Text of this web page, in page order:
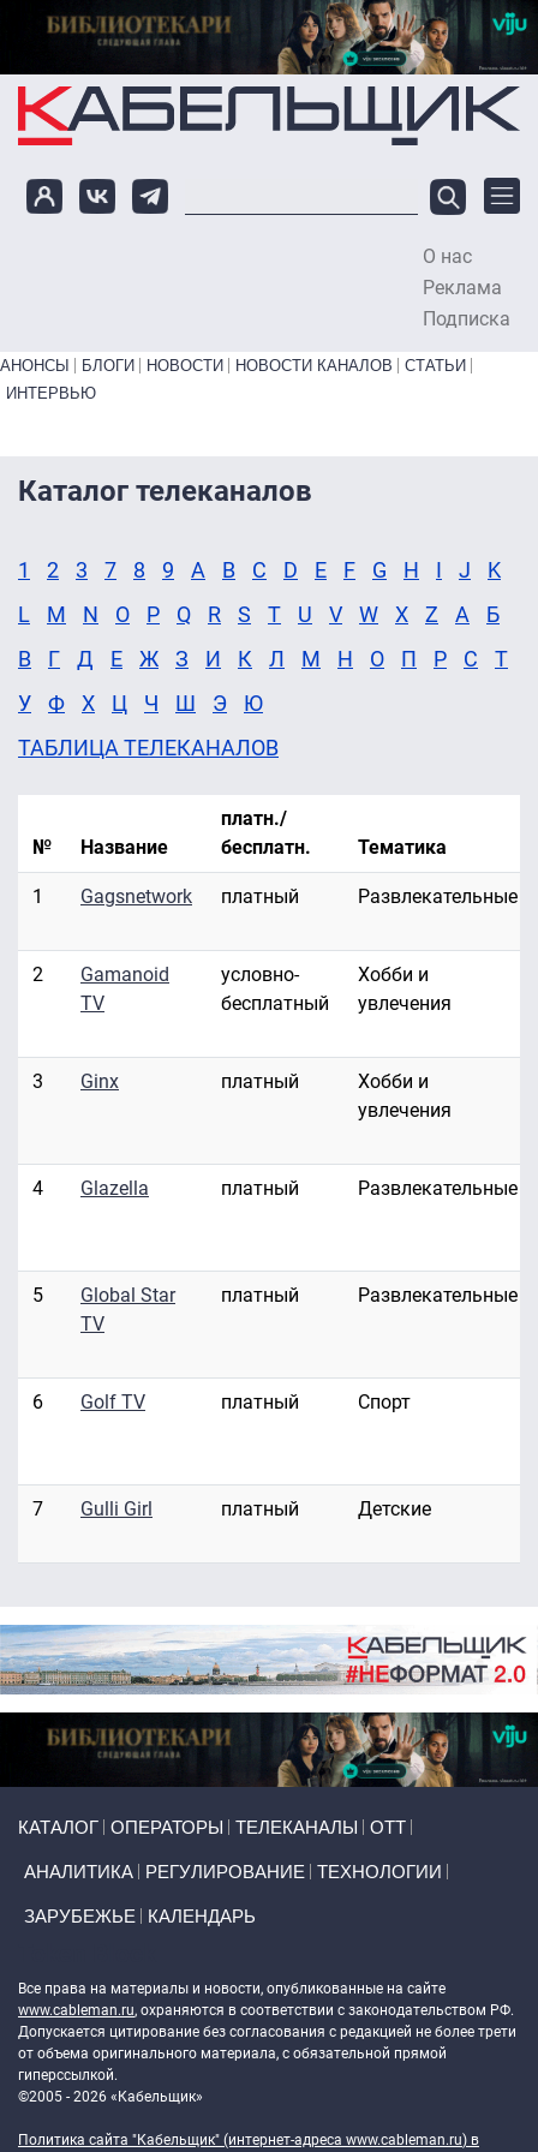
Перейти к основному содержанию
О нас
Реклама
Подписка
Primary links bottom
АНОНСЫ БЛОГИ НОВОСТИ НОВОСТИ КАНАЛОВ
СТАТЬИ
ИНТЕРВЬЮ
Каталог телеканалов
1 2 3 7 8 9 A B C D E F G H I J
K
L
M N O P Q R S T U V W X Z А
Б
В
Г Д Е Ж З И К Л М Н О П Р С
Т
У
Ф Х Ц Ч Ш Э
Ю
ТАБЛИЦА ТЕЛЕКАНАЛОВ
№ Название
платн./
бесплатн.
Тематика
1 Gagsnetwork платный Развлекательные
2
Gamanoid
TV
условно-
бесплатный
Хобби и
увлечения
3 Ginx платный
Хобби и
увлечения
4 Glazella платный Развлекательные
5
Global Star
TV
платный Развлекательные
6 Golf TV платный Спорт
7 Gulli Girl платный Детские
КАТАЛОГ ОПЕРАТОРЫ ТЕЛЕКАНАЛЫ ОТТ
АНАЛИТИКА РЕГУЛИРОВАНИЕ ТЕХНОЛОГИИ
ЗАРУБЕЖЬЕ КАЛЕНДАРЬ
Все права на материалы и новости, опубликованные на сайте
www.cableman.ru, охраняются в соответствии с законодательством РФ.
Допускается цитирование без согласования с редакцией не более трети
от объема оригинального материала, с обязательной прямой
гиперссылкой.
©2005 - 2026 «Кабельщик»
Политика сайта "Кабельщик" (интернет-адреса www.cableman.ru) в